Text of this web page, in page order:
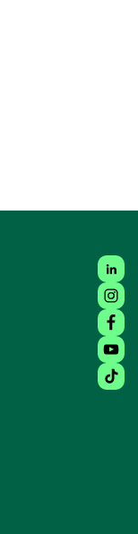
a new window)
in a new